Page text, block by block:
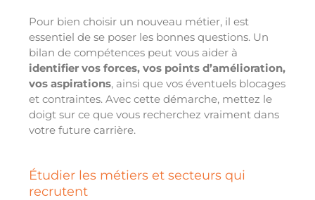
Pour bien choisir un nouveau métier, il est
essentiel de se poser les bonnes questions. Un
bilan de compétences peut vous aider à
identifier vos forces, vos points d’amélioration,
vos aspirations, ainsi que vos éventuels blocages
et contraintes. Avec cette démarche, mettez le
doigt sur ce que vous recherchez vraiment dans
votre future carrière.
Étudier les métiers et secteurs qui
recrutent